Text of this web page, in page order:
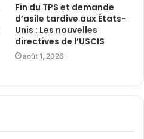
Fin du TPS et demande
d’asile tardive aux États-
Unis : Les nouvelles
directives de l’USCIS
août 1, 2026